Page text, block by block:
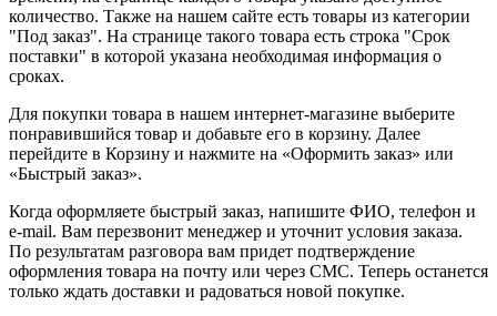
количество. Также на нашем сайте есть товары из категории
"Под заказ". На странице такого товара есть строка "Срок
поставки" в которой указана необходимая информация о
сроках.
Для покупки товара в нашем интернет-магазине выберите
понравившийся товар и добавьте его в корзину. Далее
перейдите в Корзину и нажмите на «Оформить заказ» или
«Быстрый заказ».
Когда оформляете быстрый заказ, напишите ФИО, телефон и
e-mail. Вам перезвонит менеджер и уточнит условия заказа.
По результатам разговора вам придет подтверждение
оформления товара на почту или через СМС. Теперь останется
только ждать доставки и радоваться новой покупке.